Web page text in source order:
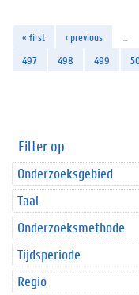
« first ‹ previous
497
498 499
Filter op
Onderzoeksgebied
Taal
Onderzoeksmethode
Tijdsperiode
Regio